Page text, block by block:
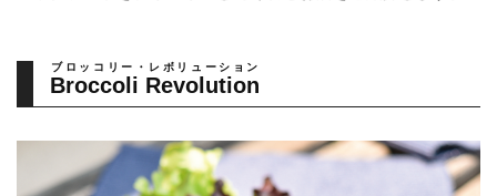
Broccoli Revolution
ブロッコリー・レボリューション